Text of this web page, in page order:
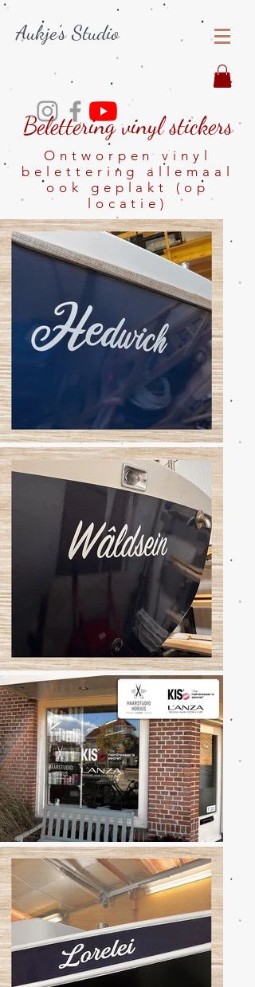
Aukje's Studio
Belettering vinyl stickers
Ontworpen vinyl
belettering allemaal
ook geplakt (op
locatie)